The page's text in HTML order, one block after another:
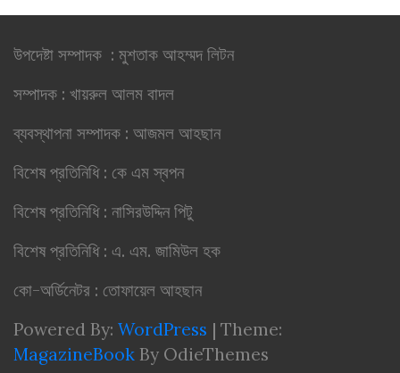
উপদেষ্টা সম্পাদক : মুশতাক আহম্মদ লিটন
সম্পাদক : খায়রুল আলম বাদল
ব্যবস্থাপনা সম্পাদক : আজমল আহছান
বিশেষ প্রতিনিধি : কে এম স্বপন
বিশেষ প্রতিনিধি : নাসিরউদ্দিন পিটু
বিশেষ প্রতিনিধি : এ. এম. জামিউল হক
কো-অর্ডিনেটর : তোফায়েল আহছান
Powered By: WordPress | Theme:
MagazineBook By OdieThemes